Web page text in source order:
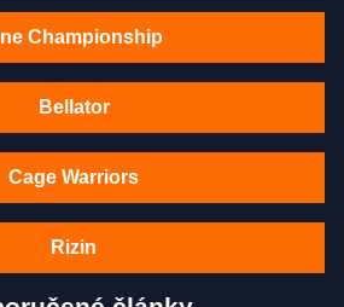
Championship
Bellator
Cage Warriors
Rizin